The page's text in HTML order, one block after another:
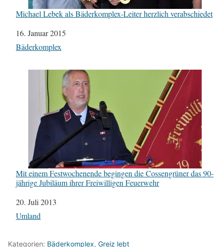
Michael Lebek als Bäderkomplex-Leiter herzlich verabschiedet
Datum
16. Januar 2015
In Bezug auf
Bäderkomplex
Mit einem Festwochenende begingen die Cossengrüner das 90-
jährige Jubiläum ihrer Freiwilligen Feuerwehr
Datum
20. Juli 2013
In Bezug auf
Umland
Kategorien: Bäderkomplex, Greiz lebt